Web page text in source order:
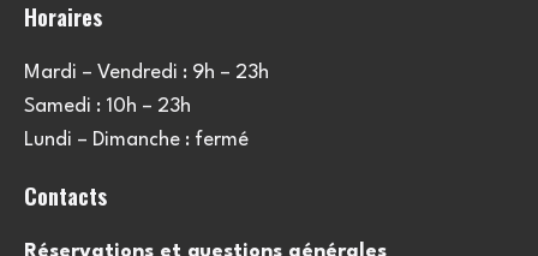
Horaires
Mardi – Vendredi : 9h – 23h
Samedi : 10h – 23h
Lundi – Dimanche : fermé
Contacts
Réservations et questions générales